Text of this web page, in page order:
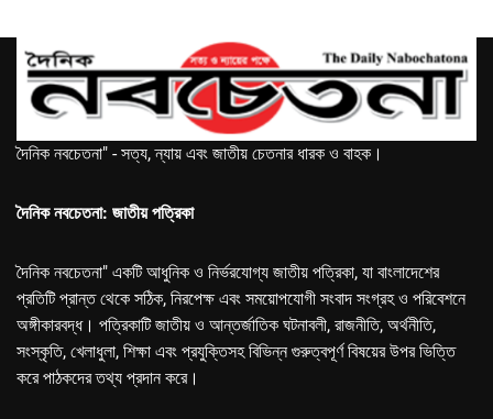
দৈনিক নবচেতনা" - সত্য, ন্যায় এবং জাতীয় চেতনার ধারক ও বাহক।
দৈনিক নবচেতনা: জাতীয় পত্রিকা
দৈনিক নবচেতনা" একটি আধুনিক ও নির্ভরযোগ্য জাতীয় পত্রিকা, যা বাংলাদেশের
প্রতিটি প্রান্ত থেকে সঠিক, নিরপেক্ষ এবং সময়োপযোগী সংবাদ সংগ্রহ ও পরিবেশনে
অঙ্গীকারবদ্ধ। পত্রিকাটি জাতীয় ও আন্তর্জাতিক ঘটনাবলী, রাজনীতি, অর্থনীতি,
সংস্কৃতি, খেলাধুলা, শিক্ষা এবং প্রযুক্তিসহ বিভিন্ন গুরুত্বপূর্ণ বিষয়ের উপর ভিত্তি
করে পাঠকদের তথ্য প্রদান করে।